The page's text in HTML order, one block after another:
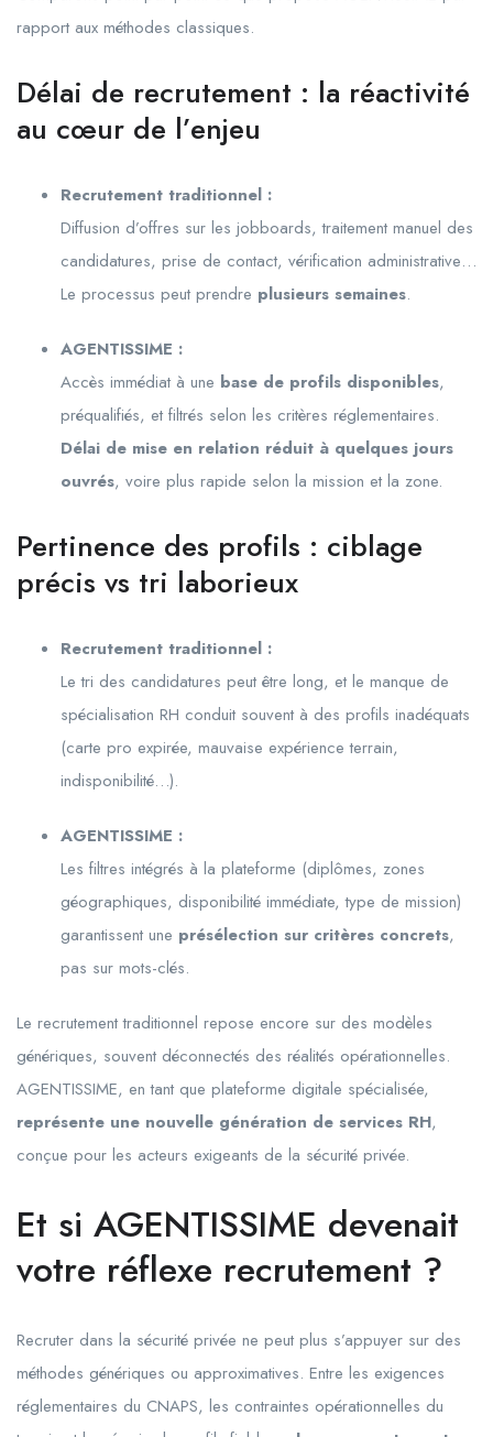
rapport aux méthodes classiques.
Délai de recrutement : la réactivité
au cœur de l’enjeu
Recrutement traditionnel :
Diffusion d’offres sur les jobboards, traitement manuel des
candidatures, prise de contact, vérification administrative…
Le processus peut prendre plusieurs semaines.
AGENTISSIME :
Accès immédiat à une base de profils disponibles,
préqualifiés, et filtrés selon les critères réglementaires.
Délai de mise en relation réduit à quelques jours
ouvrés, voire plus rapide selon la mission et la zone.
Pertinence des profils : ciblage
précis vs tri laborieux
Recrutement traditionnel :
Le tri des candidatures peut être long, et le manque de
spécialisation RH conduit souvent à des profils inadéquats
(carte pro expirée, mauvaise expérience terrain,
indisponibilité…).
AGENTISSIME :
Les filtres intégrés à la plateforme (diplômes, zones
géographiques, disponibilité immédiate, type de mission)
garantissent une présélection sur critères concrets,
pas sur mots-clés.
Le recrutement traditionnel repose encore sur des modèles
génériques, souvent déconnectés des réalités opérationnelles.
AGENTISSIME, en tant que plateforme digitale spécialisée,
représente une nouvelle génération de services RH,
conçue pour les acteurs exigeants de la sécurité privée.
Et si AGENTISSIME devenait
votre réflexe recrutement ?
Recruter dans la sécurité privée ne peut plus s’appuyer sur des
méthodes génériques ou approximatives. Entre les exigences
réglementaires du CNAPS, les contraintes opérationnelles du